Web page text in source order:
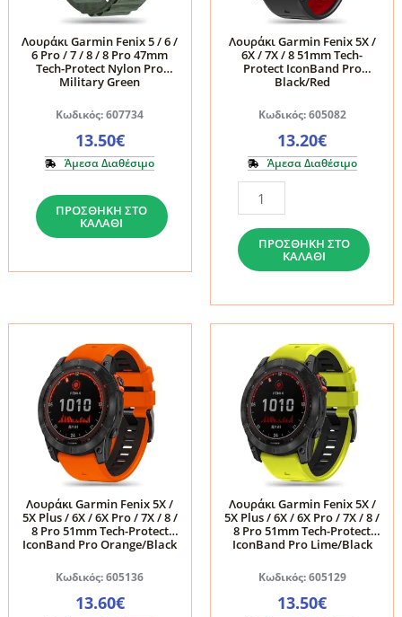
Protect
Silicone
Line
8
Nylon
Black/Orange
ποσότητα
Λουράκι Garmin Fenix 5 / 6 /
6 Pro / 7 / 8 / 8 Pro 47mm
Tech-Protect Nylon Pro
Military Green
Κωδικός: 607734
13.50€
Άμεσα Διαθέσιμο
Λουράκι
Garmin
Fenix
Pro
/
7
8
Pro
ΠΡΟΣΘΉΚΗ ΣΤΟ
ΚΑΛΆΘΙ
Λουράκι Garmin Fenix 5X /
6X / 7X / 8 51mm Tech-
Protect IconBand Pro
Black/Red
Κωδικός: 605082
13.20€
Άμεσα Διαθέσιμο
Λουράκι
Garmin
Fenix
5X
6X
8
51mm
Tech-
Protect
IconBand
Pro
Black/Red
ΠΡΟΣΘΉΚΗ ΣΤΟ
ΚΑΛΆΘΙ
Λουράκι Garmin Fenix 5X /
5X Plus / 6X / 6X Pro / 7X / 8 /
8 Pro 51mm Tech-Protect
IconBand Pro Orange/Black
Κωδικός: 605136
13.60€
Λουράκι Garmin Fenix 5X /
5X Plus / 6X / 6X Pro / 7X / 8 /
8 Pro 51mm Tech-Protect
IconBand Pro Lime/Black
Κωδικός: 605129
13.50€